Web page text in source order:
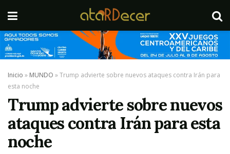
Inicio » MUNDO »Trump advierte sobre nuevos ataques contra Irán para
esta noche
Trump advierte sobre nuevos
ataques contra Irán para esta
noche